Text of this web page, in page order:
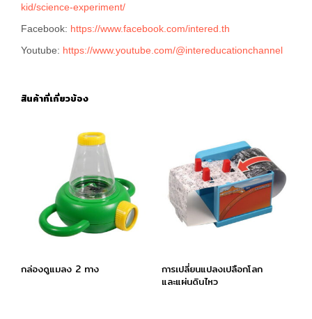
kid/science-experiment/
Facebook: https://www.facebook.com/intered.th
Youtube: https://www.youtube.com/@intereducationchannel
สินค้าที่เกี่ยวข้อง
กล่องดูแมลง 2 ทาง
การเปลี่ยนแปลงเปลือกโลก
และแผ่นดินไหว